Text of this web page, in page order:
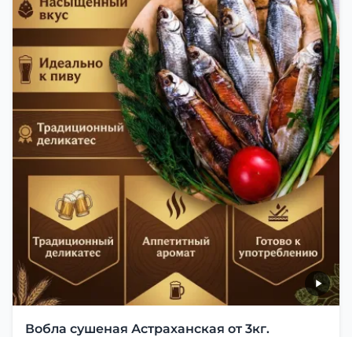
Вобла сушеная Астраханская от 3кг.